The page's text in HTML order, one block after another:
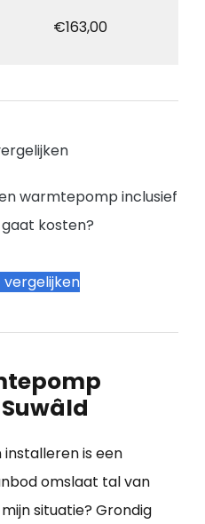
€163,00
warmtepomp inclusief
kosten?
is een
omslaat tal van
situatie? Grondig